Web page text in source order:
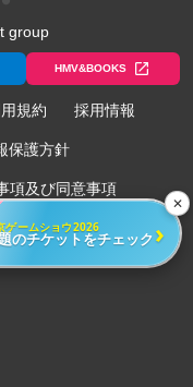
group
HMV&BOOKS
規約 採用情報
保護方針
項及び同意事項
いて
Inc.
✕
ゲームショウ2026
のチケットをチェック ›